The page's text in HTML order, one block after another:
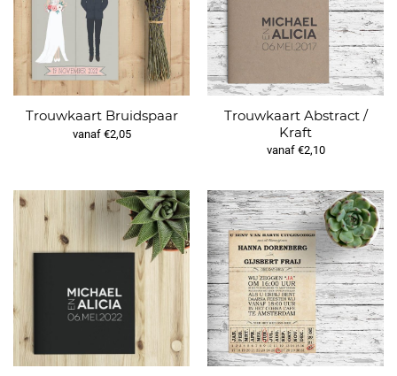
Trouwkaart Bruidspaar
vanaf €2,05
Trouwkaart Abstract /
Kraft
vanaf €2,10